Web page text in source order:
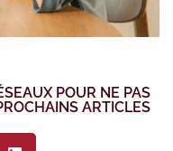
POUR NE PAS
ARTICLES